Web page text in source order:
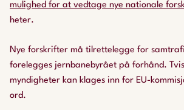
mulighed for at vedtage nye nationale
heter.
Nye forskrifter må tilrettelegge for
forelegges jernbanebyrået på forhånd.
myndigheter kan klages inn for EU-
ord.